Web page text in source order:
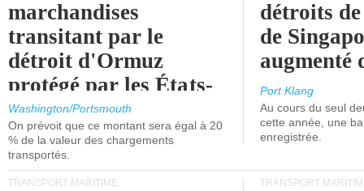
marchandises
transitant par le
détroit d'Ormuz
protégé par les États-
Unis.
Washington/Portsmouth
On prévoit que ce montant sera égal à 20
% de la valeur des chargements
transportés.
détroits
de
augmenté
Port Klang
Au cours du seul
cette année, une
enregistrée.
TRANSPORT MARITIME TRANSPORT